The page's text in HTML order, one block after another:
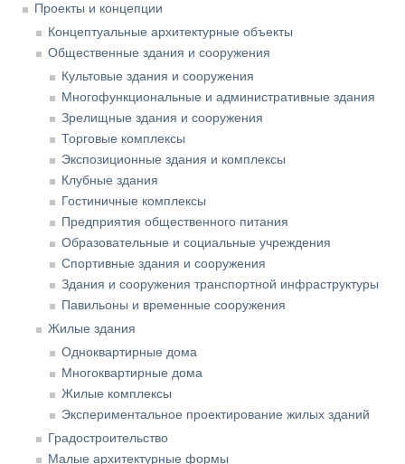
Проекты и концепции
Концептуальные архитектурные объекты
Общественные здания и сооружения
Культовые здания и сооружения
Многофункциональные и административные здания
Зрелищные здания и сооружения
Торговые комплексы
Экспозиционные здания и комплексы
Клубные здания
Гостиничные комплексы
Предприятия общественного питания
Образовательные и социальные учреждения
Спортивные здания и сооружения
Здания и сооружения транспортной инфраструктуры
Павильоны и временные сооружения
Жилые здания
Одноквартирные дома
Многоквартирные дома
Жилые комплексы
Экспериментальное проектирование жилых зданий
Градостроительство
Малые архитектурные формы